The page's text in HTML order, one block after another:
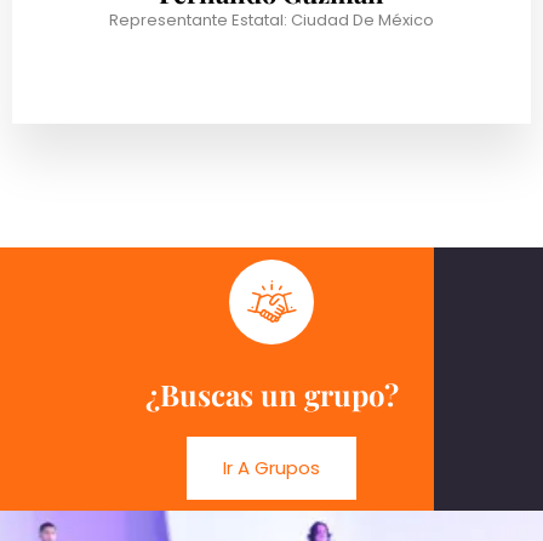
Representante Estatal: Ciudad De México
¿Buscas un grupo?
Ir A Grupos